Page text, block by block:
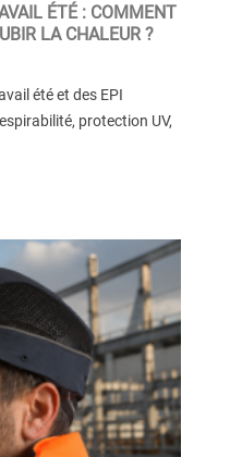
ÉTÉ : COMMENT
LA CHALEUR ?
été et des EPI
protection UV,